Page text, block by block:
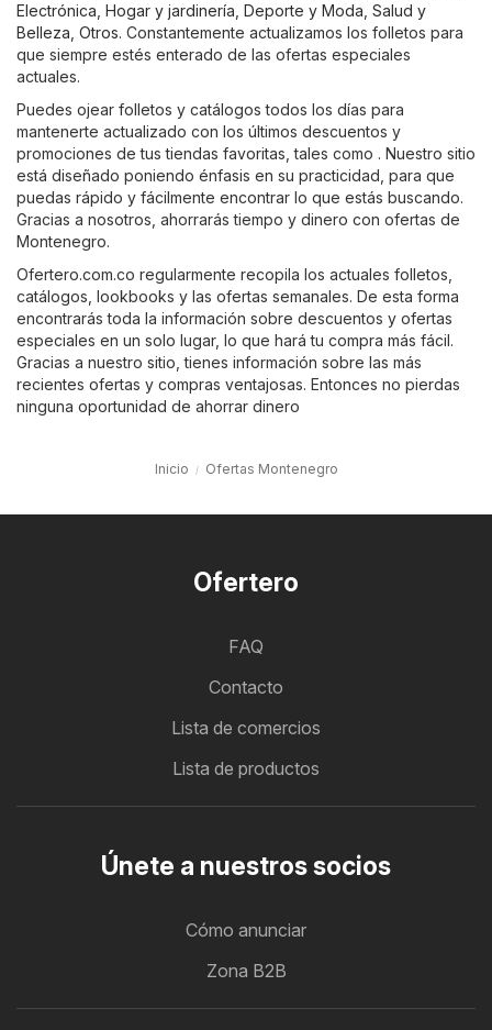
Electrónica Hogar y jardinería Deporte y Moda Salud y
Belleza Otros. Constantemente actualizamos los folletos para
que siempre estés enterado de las ofertas especiales
actuales.
Puedes ojear folletos y catálogos todos los días para
mantenerte actualizado con los últimos descuentos y
promociones de tus tiendas favoritas, tales como . Nuestro sitio
está diseñado poniendo énfasis en su practicidad, para que
puedas rápido y fácilmente encontrar lo que estás buscando.
Gracias a nosotros, ahorrarás tiempo y dinero con ofertas de
Montenegro.
Ofertero.com.co regularmente recopila los actuales folletos,
catálogos, lookbooks y las ofertas semanales. De esta forma
encontrarás toda la información sobre descuentos y ofertas
especiales en un solo lugar, lo que hará tu compra más fácil.
Gracias a nuestro sitio, tienes información sobre las más
recientes ofertas y compras ventajosas. Entonces no pierdas
ninguna oportunidad de ahorrar dinero
Inicio Ofertas Montenegro
Ofertero
FAQ
Contacto
Lista de comercios
Lista de productos
Únete a nuestros socios
Cómo anunciar
Zona B2B